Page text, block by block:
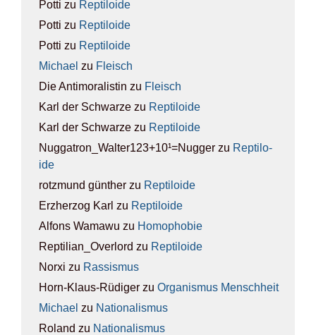
Potti zu Rep­ti­lo­ide
Potti zu Rep­ti­lo­ide
Potti zu Rep­ti­lo­ide
Michael zu Fleisch
Die Antimoralistin zu Fleisch
Karl der Schwarze zu Rep­ti­lo­ide
Karl der Schwarze zu Rep­ti­lo­ide
Nuggatron_Walter123+10¹=Nugger zu Rep­ti­lo­
ide
rotzmund günther zu Rep­ti­lo­ide
Erzherzog Karl zu Rep­ti­lo­ide
Alfons Wamawu zu Homo­pho­bie
Reptilian_Overlord zu Rep­ti­lo­ide
Norxi zu Ras­sis­mus
Horn-Klaus-Rüdiger zu Orga­nis­mus Mensch­heit
Michael zu Natio­na­lis­mus
Roland zu Natio­na­lis­mus